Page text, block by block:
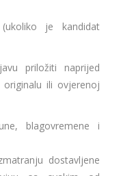
je kandidat
priložiti naprijed
originalu ili ovjerenoj
blagovremene i
dostavljene